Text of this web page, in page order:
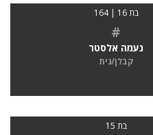
בת 16 | 164
#
נעמה אלסטר
קבלן/נית
בת 15